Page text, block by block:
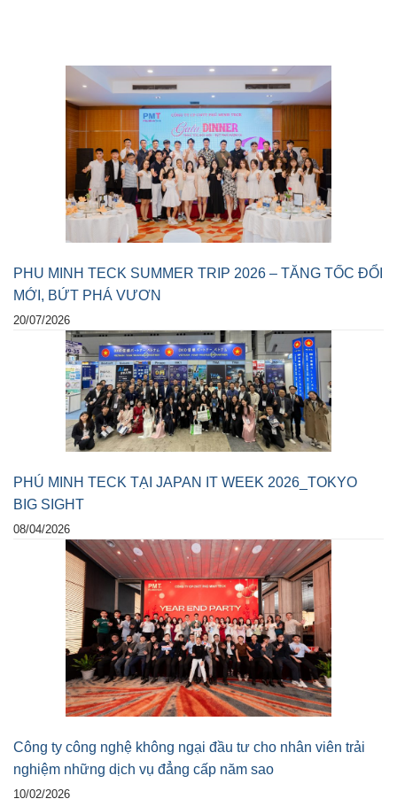
PHU MINH TECK SUMMER TRIP 2026 – TĂNG TỐC ĐỔI
MỚI, BỨT PHÁ VƯƠN
20/07/2026
PHÚ MINH TECK TẠI JAPAN IT WEEK 2026_TOKYO
BIG SIGHT
08/04/2026
Công ty công nghệ không ngại đầu tư cho nhân viên trải
nghiệm những dịch vụ đẳng cấp năm sao
10/02/2026